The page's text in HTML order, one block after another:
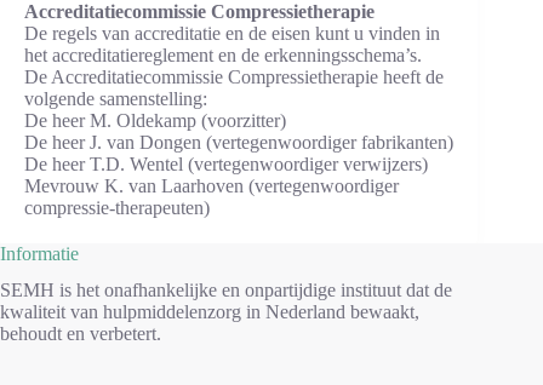
Accreditatiecommissie Compressietherapie
De regels van accreditatie en de eisen kunt u vinden in
het accreditatiereglement en de erkenningsschema’s.
De Accreditatiecommissie Compressietherapie heeft de
volgende samenstelling:
De heer M. Oldekamp (voorzitter)
De heer J. van Dongen (vertegenwoordiger fabrikanten)
De heer T.D. Wentel (vertegenwoordiger verwijzers)
Mevrouw K. van Laarhoven (vertegenwoordiger
compressie-therapeuten)
Informatie
SEMH is het onafhankelijke en onpartijdige instituut dat de
kwaliteit van hulpmiddelenzorg in Nederland bewaakt,
behoudt en verbetert.